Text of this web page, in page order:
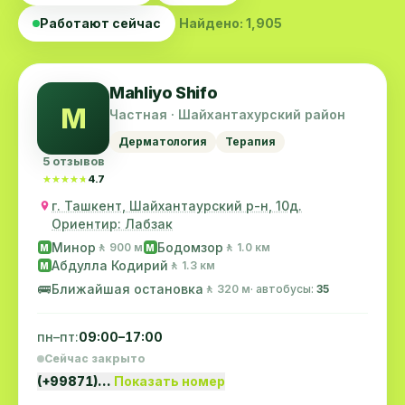
Работают сейчас Найдено: 1,905
M
5 отзывов
★★★★★
★★★★★ 4.7
Mahliyo Shifo
Частная · Шайхантахурский район
Дерматология Терапия
г. Ташкент, Шайхантаурский р-н, 10д.
Ориентир: Лабзак
M Минор 🚶 900 м M Бодомзор 🚶 1.0 км
M Абдулла Кодирий 🚶 1.3 км
🚌Ближайшая остановка 🚶 320 м· автобусы: 35
пн–пт:09:00–17:00
Сейчас закрыто
(+99871)… Показать номер